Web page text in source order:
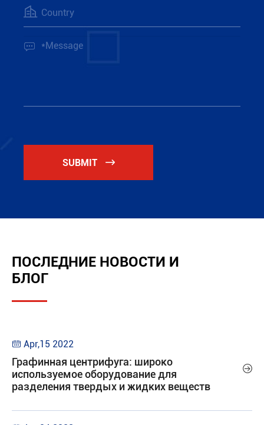


SUBMIT 
ПОСЛЕДНИЕ НОВОСТИ И
БЛОГ
 Apr,15 2022
Графинная центрифуга: широко
используемое оборудование для
разделения твердых и жидких веществ
